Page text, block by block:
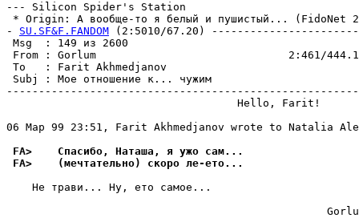
--- Silicon Spider's Station
* Origin: А вообще-то я белый и пушистый... (FidoNet
- SU.SF&F.FANDOM (2:5010/67.20)
Msg  : 149
From : Gorlum                              2:461/444.13
To   : Farit Akhmedjanov
Subj : Мое
                                    Hello, Farit!
06 Мар 99 23:51, Farit Akhmedjanov wrote to Natalia
FA>    Спасибо, Наташа, я ужо сам...
FA>    (мечтательно) скоро ле-ето...
    Не трави... Ну, ето самое...